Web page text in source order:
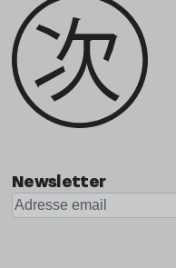
Newsletter